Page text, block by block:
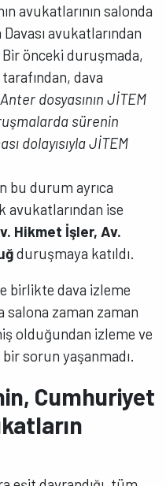
avukatlarının salonda
avukatlarından
önceki duruşmada,
dava
dosyasının JİTEM
sürenin
dolayısıyla JİTEM
bu durum ayrıca
avukatlarından ise
Hikmet İşler, Av.
duruşmaya katıldı.
birlikte dava izleme
salona zaman zaman
olduğundan izleme ve
sorun yaşanmadı.
Cumhuriyet